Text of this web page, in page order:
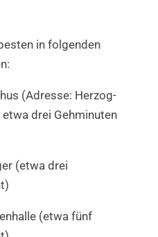
in folgenden
(Adresse: Herzog-
drei Gehminuten
(etwa drei
(etwa fünf